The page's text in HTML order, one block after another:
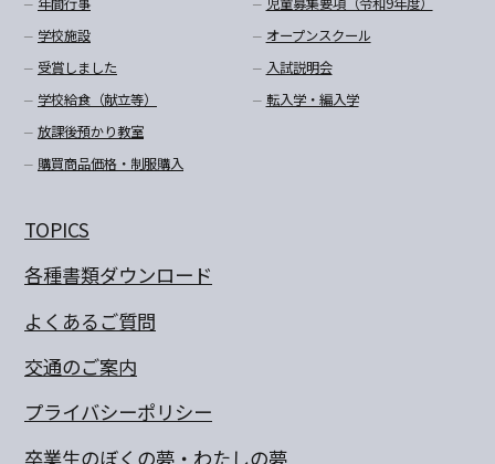
学校施設
受賞しました
学校給食（献立等）
放課後預かり教室
購買商品価格・制服購入
オープンスクール
入試説明会
転入学・編入学
TOPICS
各種書類ダウンロード
よくあるご質問
交通のご案内
プライバシーポリシー
卒業生のぼくの夢・わたしの夢